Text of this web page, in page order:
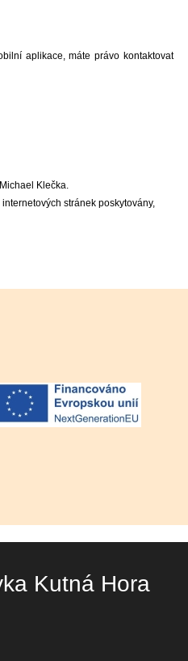
aplikace, máte právo kontaktovat
Klečka.
stránek poskytovány,
Kutná Hora